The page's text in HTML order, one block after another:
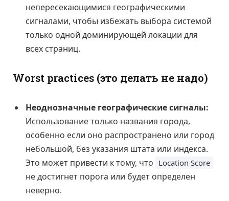
непересекающимися географическими
сигналами, чтобы избежать выбора системой
только одной доминирующей локации для
всех страниц.
Worst practices (это делать не надо)
Неоднозначные географические сигналы:
Использование только названия города,
особенно если оно распространено или город
небольшой, без указания штата или индекса.
Это может привести к тому, что Location Score
не достигнет порога или будет определен
неверно.